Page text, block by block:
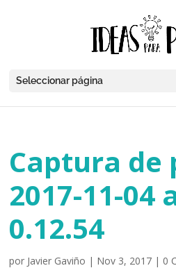
Seleccionar página
Captura de
2017-11-04
0.12.54
por Javier Gaviño | Nov 3, 2017 | 0